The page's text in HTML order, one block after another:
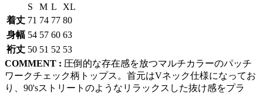
S
M L
XL
着丈 71 74 77 80
身幅 54 57 60 63
裄丈 50 51 52 53
COMMENT : 圧倒的な存在感を放つマルチカラーのパッチ
ワークチェック柄トップス。首元はVネック仕様になってお
り、90'sストリートのようなリラックスした抜け感をプラ